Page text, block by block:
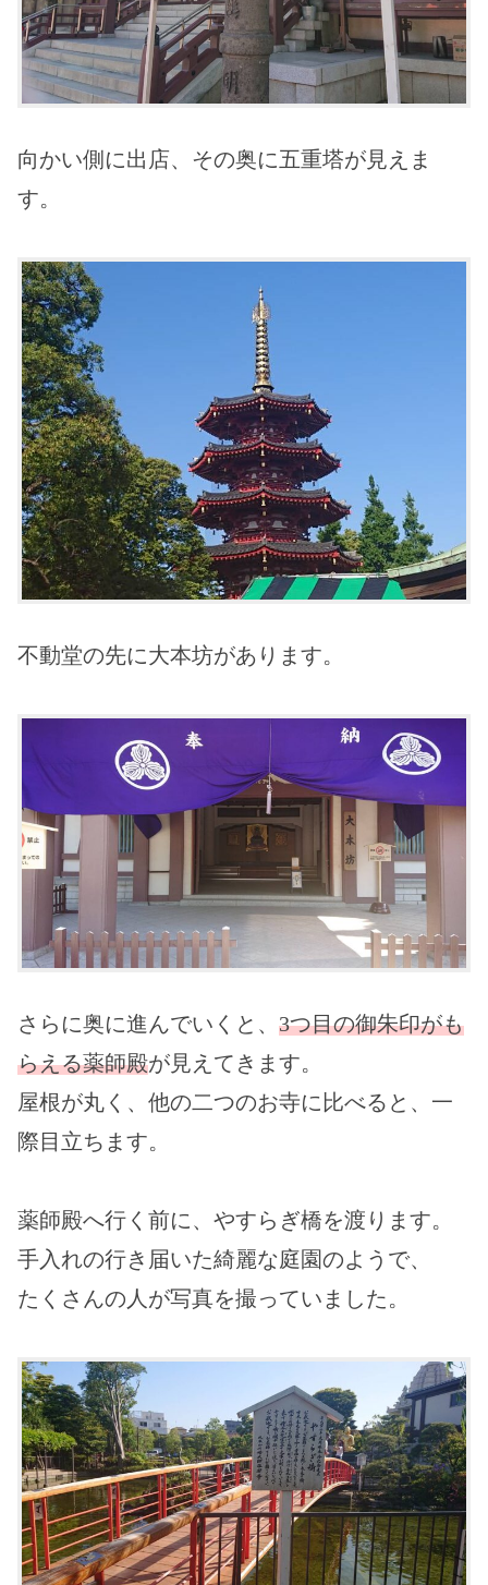
向かい側に出店、その奥に五重塔が見えま
す。
不動堂の先に大本坊があります。
さらに奥に進んでいくと、 3つ目の御朱印がも
らえる薬師殿が見えてきます。
屋根が丸く、他の二つのお寺に比べると、一
際目立ちます。
薬師殿へ行く前に、やすらぎ橋を渡ります。
手入れの行き届いた綺麗な庭園のようで、
たくさんの人が写真を撮っていました。